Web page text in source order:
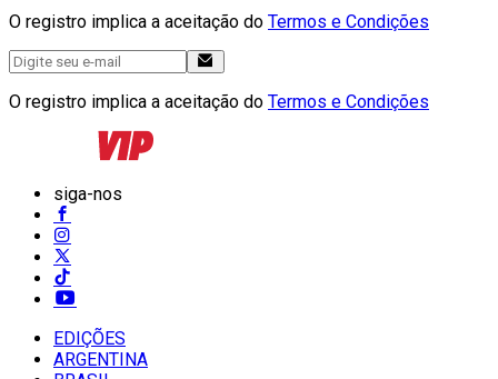
O registro implica a aceitação do Termos e Condições
O registro implica a aceitação do Termos e Condições
siga-nos
EDIÇÕES
ARGENTINA